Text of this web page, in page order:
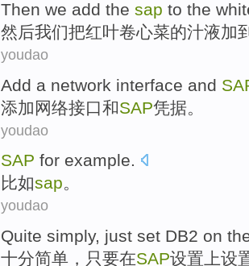
Then we add the sap to the
然后我们把红叶卷心菜的汁液加
youdao
Add a network interface and
添加 网络接口和SAP凭据。
youdao
SAP for example.
比如sap。
youdao
Quite simply, just set DB2 on
十分简单 ， 只要在SAP设置 上设